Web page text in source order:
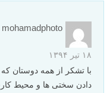
mohamadphoto
۱۸ تیر ۱۳۹۴
با تشکر از همه دوستان
دادن سختی ها و محیط